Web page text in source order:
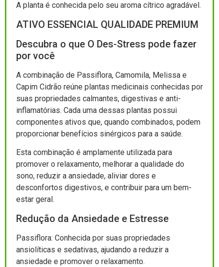
A planta é conhecida pelo seu aroma cítrico agradável.
ATIVO ESSENCIAL QUALIDADE PREMIUM
Descubra o que O Des-Stress pode fazer
por você
A combinação de Passiflora, Camomila, Melissa e
Capim Cidrão reúne plantas medicinais conhecidas por
suas propriedades calmantes, digestivas e anti-
inflamatórias. Cada uma dessas plantas possui
componentes ativos que, quando combinados, podem
proporcionar benefícios sinérgicos para a saúde.
Esta combinação é amplamente utilizada para
promover o relaxamento, melhorar a qualidade do
sono, reduzir a ansiedade, aliviar dores e
desconfortos digestivos, e contribuir para um bem-
estar geral.
Redução da Ansiedade e Estresse
Passiflora: Conhecida por suas propriedades
ansiolíticas e sedativas, ajudando a reduzir a
ansiedade e promover o relaxamento.